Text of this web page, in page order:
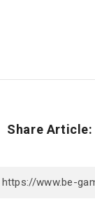
Share Article: